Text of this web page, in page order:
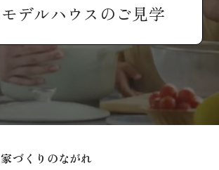
モデルハウスのご見学
家づくりのながれ